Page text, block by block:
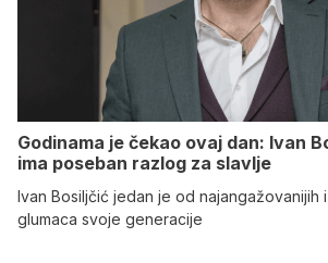
Godinama je čekao ovaj dan: Ivan
ima poseban razlog za slavlje
Ivan Bosiljčić jedan je od najangažovanijih
glumaca svoje generacije